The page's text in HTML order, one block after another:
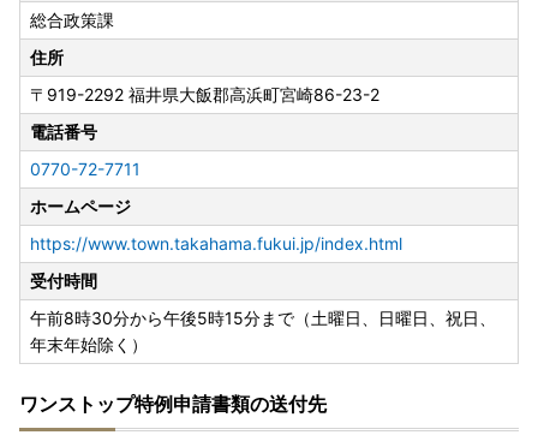
総合政策課
住所
〒919-2292 福井県大飯郡高浜町宮崎86-23-2
電話番号
0770-72-7711
ホームページ
https://www.town.takahama.fukui.jp/index.html
受付時間
午前8時30分から午後5時15分まで（土曜日、日曜日、祝日、
年末年始除く）
ワンストップ特例申請書類の送付先